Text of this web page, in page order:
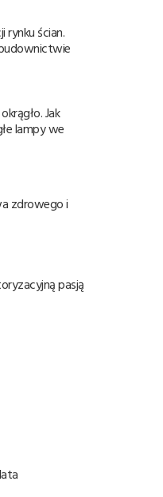
ścian.
Jak
lampy we
zdrowego i
pasją